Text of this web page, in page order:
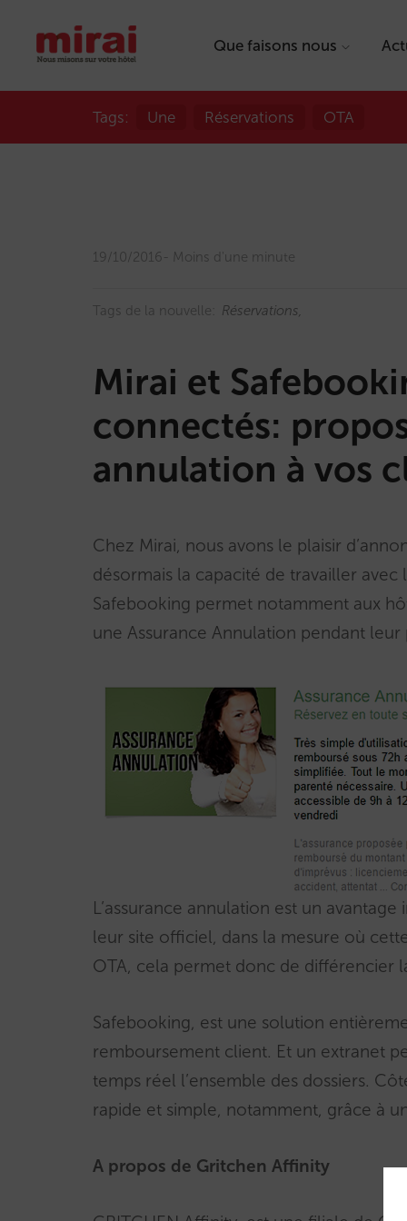
Que faisons nous
Tags: Une Réservations OTA
19/10/2016 Moins d'une minute
Tags de la nouvelle: Réservations
Mirai et
connectés:
annulation à vos
Chez Mirai, nous avons le plaisir
désormais la capacité de travailler
Safebooking permet notamment aux
une Assurance Annulation pendant leur
L’assurance annulation est un
leur site officiel, dans la mesure où
OTA, cela permet donc de différencier
Safebooking, est une solution
remboursement client. Et un extranet
temps réel l’ensemble des dossiers.
rapide et simple, notamment, grâce à
A propos de Gritchen Affinity